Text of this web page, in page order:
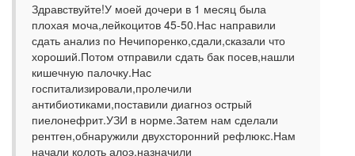
Здравствуйте!У моей дочери в 1 месяц была
плохая моча,лейкоцитов 45-50.Нас направили
сдать анализ по Нечипоренко,сдали,сказали что
хороший.Потом отправили сдать бак посев,нашли
кишечную палочку.Нас
госпитализировали,пролечили
антибиотиками,поставили диагноз острый
пиелонефрит.УЗИ в норме.Затем нам сделали
рентген,обнаружили двухсторонний рефлюкс.Нам
начали колоть алоэ,назначили